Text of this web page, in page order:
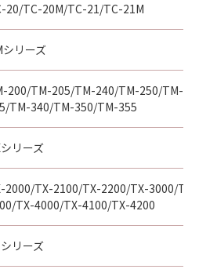
ンの関連会社、それらの
店がかかる損害の可能性に
場合でも同様です。
ンの関連会社、それらの販
は、「本ソフトウエア」の
してお客様と第三者との
紛争についても、一切責任
す。
トウエア」に関するキヤノ
会社、それらの販売代理店
の責任であり、お客様の唯
20/TC-20M/TC-21/TC-21M
シリーズ
200/TM-205/TM-240/TM-250/TM-
TM-340/TM-350/TM-355
リーズ
2000/TX-2100/TX-2200/TX-3000/
TX-4000/TX-4100/TX-4200
リーズ